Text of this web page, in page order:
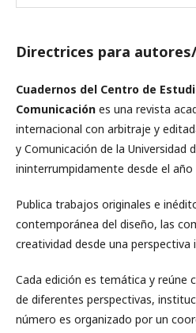
Directrices para
Cuadernos del Centro de
Comunicación es una revista
internacional con arbitraje y
y Comunicación de la Universidad
ininterrumpidamente desde el año
Publica trabajos originales e
contemporánea del diseño, las
creatividad desde una perspectiva
Cada edición es temática y reúne
de diferentes perspectivas,
número es organizado por un